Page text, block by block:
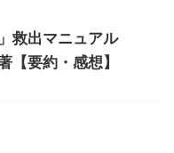
救出マニュアル
【要約・感想】